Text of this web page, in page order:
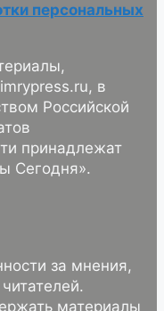
персональных
в
Российской
принадлежат
Сегодня».
за мнения,
материалы